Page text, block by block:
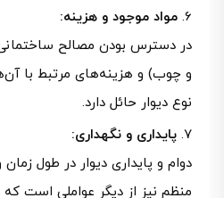
مواد موجود و هزینه:
در دسترس بودن مصالح ساختمانی
و چوب) و هزینه‌های مرتبط با
نوع دیوار حائل دارد.
پایداری و نگهداری:
دوام و پایداری دیوار در طول
منظم نیز از دیگر عواملی است که